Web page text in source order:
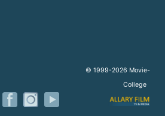
© 1999-2026 Movie-
College